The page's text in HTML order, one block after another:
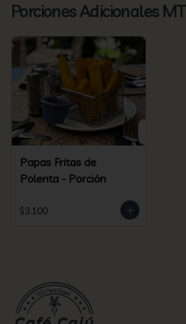
Porciones Adicionales MT
Papas Fritas de
Polenta - Porción
$3.100